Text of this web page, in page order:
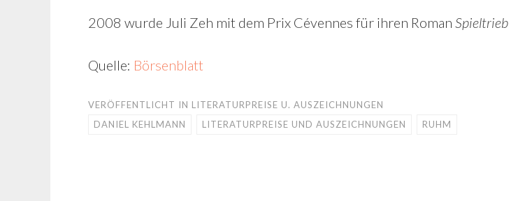
2008 wurde Juli Zeh mit dem Prix Cévennes für ihren Roman Spieltrieb
Quelle: Börsenblatt
VERÖFFENTLICHT IN LITERATURPREISE U. AUSZEICHNUNGEN
DANIEL KEHLMANN
LITERATURPREISE UND AUSZEICHNUNGEN RUHM